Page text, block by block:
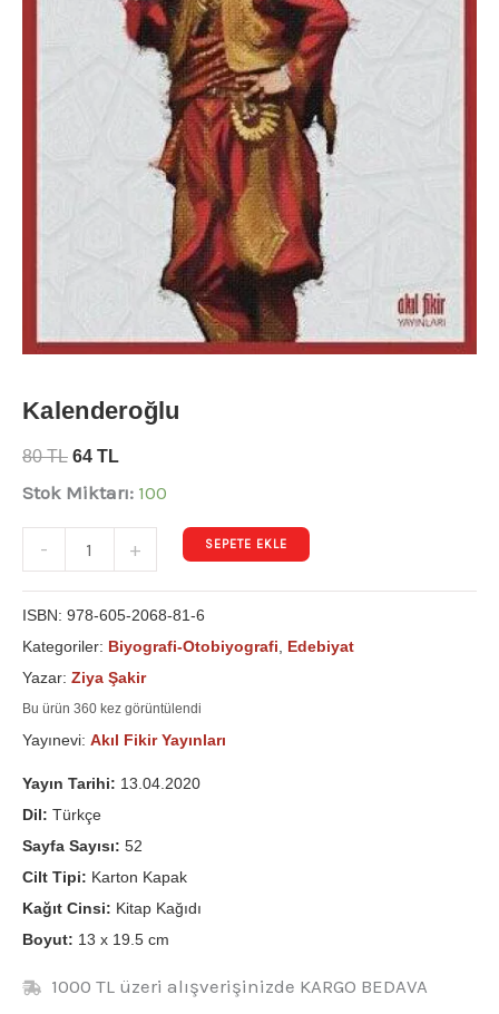
Kalenderoğlu
80TL 64 TL
Stok Miktarı: 100
- + SEPETE EKLE
ISBN: 978-605-2068-81-6
Kategoriler: Biyografi-Otobiyografi
Edebiyat
Yazar: Ziya Şakir
Bu ürün 360 kez görüntülendi
Yayınevi: Akıl Fikir Yayınları
Yayın Tarihi: 13.04.2020
Dil: Türkçe
Sayfa Sayısı: 52
Cilt Tipi: Karton Kapak
Kağıt Cinsi: Kitap Kağıdı
Boyut: 13 x 19.5 cm
1000 TL üzeri alışverişinizde KARGO BEDAVA